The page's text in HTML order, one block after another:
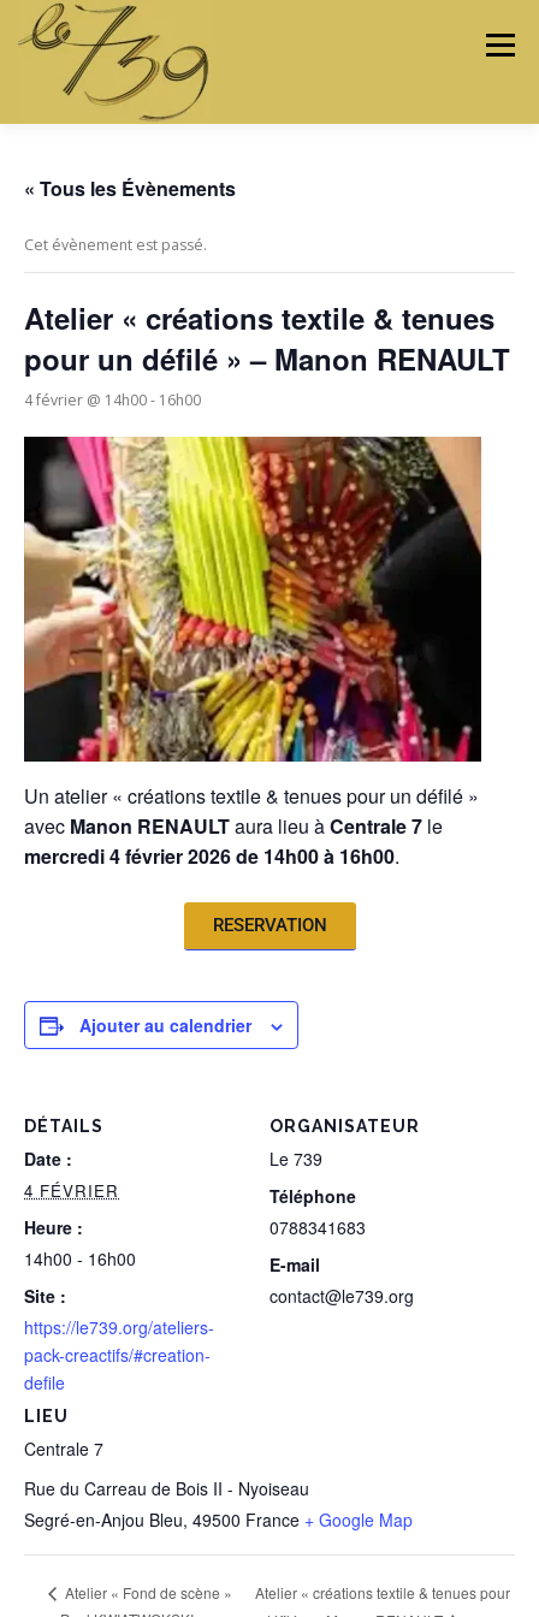
Menu
LES ATELIERS
CONTACTEZ-NOUS
« Tous les Évènements
Cet évènement est passé.
Atelier « créations textile & tenues
pour un défilé » – Manon RENAULT
4 février @ 14h00- 16h00
Un atelier « créations textile & tenues pour un défilé »
avec Manon RENAULTaura lieu àCentrale 7 le
mercredi 4 février 2026 de 14h00 à 16h00.
RESERVATION
Ajouter au calendrier
DÉTAILS
Date :
4 FÉVRIER
Heure :
14h00 - 16h00
Site :
https://le739.org/ateliers-
pack-creactifs/#creation-
defile
LIEU
Centrale 7
Rue du Carreau de Bois II - Nyoiseau
Segré-en-Anjou Bleu, 49500 France + Google Map
ORGANISATEUR
Le 739
Téléphone
0788341683
E-mail
contact@le739.org
Atelier « Fond de scène »
Atelier « créations textile & tenues pour